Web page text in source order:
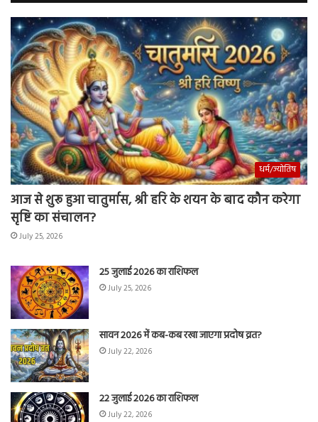
धर्म/ज्योतिष
आज से शुरू हुआ चातुर्मास, श्री हरि के शयन के बाद कौन करेगा
सृष्टि का संचालन?
July 25, 2026
25 जुलाई 2026 का राशिफल
July 25, 2026
सावन 2026 में कब-कब रखा जाएगा प्रदोष व्रत?
July 22, 2026
22 जुलाई 2026 का राशिफल
July 22, 2026